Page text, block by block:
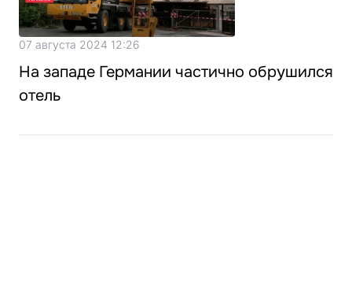
07 августа 2024 12:26
На западе Германии частично обрушился
отель